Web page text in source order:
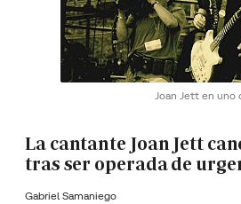
Joan Jett en uno
La cantante Joan Jett
tras ser operada de
Gabriel Samaniego